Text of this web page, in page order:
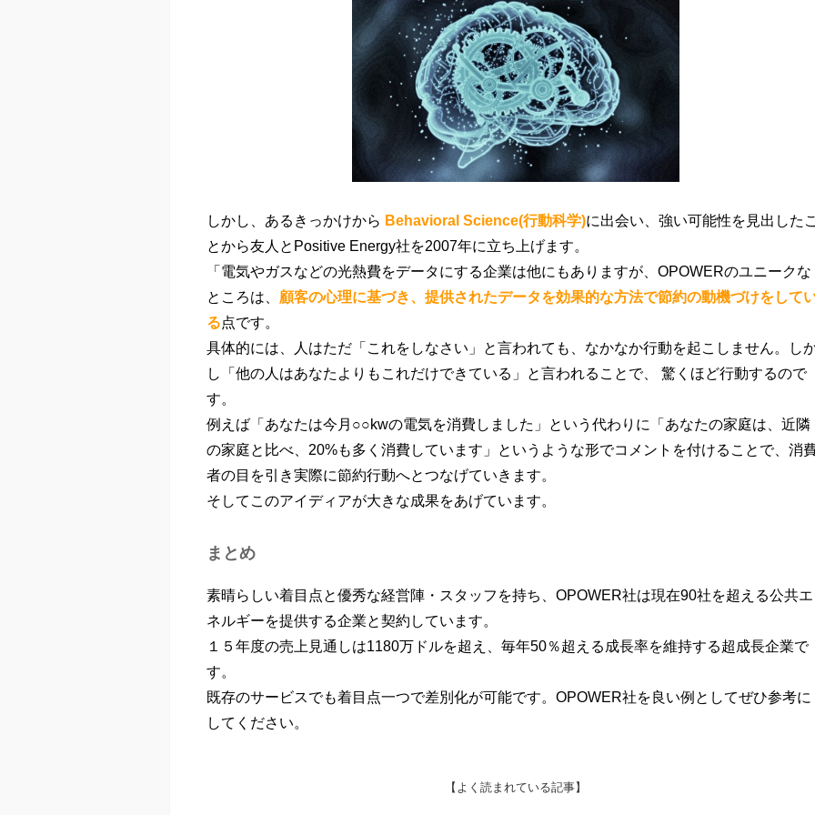
しかし、あるきっかけから Behavioral Science(行動科学)に出会い、強い可能性を見出したこ
とから友人とPositive Energy社を2007年に立ち上げます。
「電気やガスなどの光熱費をデータにする企業は他にもありますが、OPOWERのユニークな
ところは、 顧客の心理に基づき、提供されたデータを効果的な方法で節約の動機づけをして
る点です。
具体的には、人はただ「これをしなさい」と言われても、なかなか行動を起こしません。し
し「他の人はあなたよりもこれだけできている」と言われることで、 驚くほど行動するので
す。
例えば「あなたは今月○○kwの電気を消費しました」という代わりに「あなたの家庭は、近隣
の家庭と比べ、20%も多く消費しています」というような形でコメントを付けることで、消
者の目を引き実際に節約行動へとつなげていきます。
そしてこのアイディアが大きな成果をあげています。
まとめ
素晴らしい着目点と優秀な経営陣・スタッフを持ち、OPOWER社は現在90社を超える公共エ
ネルギーを提供する企業と契約しています。
１５年度の売上見通しは1180万ドルを超え、毎年50％超える成長率を維持する超成長企業で
す。
既存のサービスでも着目点一つで差別化が可能です。OPOWER社を良い例としてぜひ参考に
してください。
【よく読まれている記事】